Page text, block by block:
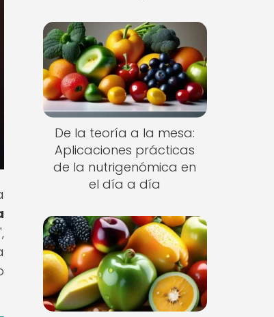
De la teoría a la mesa:
Aplicaciones prácticas
de la nutrigenómica en
el día a día